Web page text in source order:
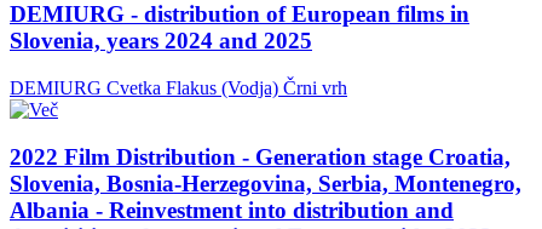
DEMIURG - distribution of European films in
Slovenia, years 2024 and 2025
DEMIURG Cvetka Flakus (Vodja) Črni vrh
2022 Film Distribution - Generation stage Croatia,
Slovenia, Bosnia-Herzegovina, Serbia, Montenegro,
Albania - Reinvestment into distribution and